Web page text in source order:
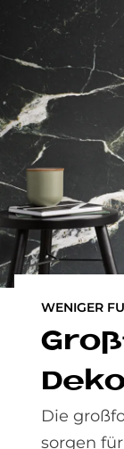
WENIGER
Die
sorgen